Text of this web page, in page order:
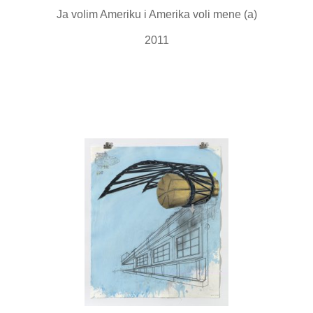
Ja volim Ameriku i Amerika voli mene (a)
2011